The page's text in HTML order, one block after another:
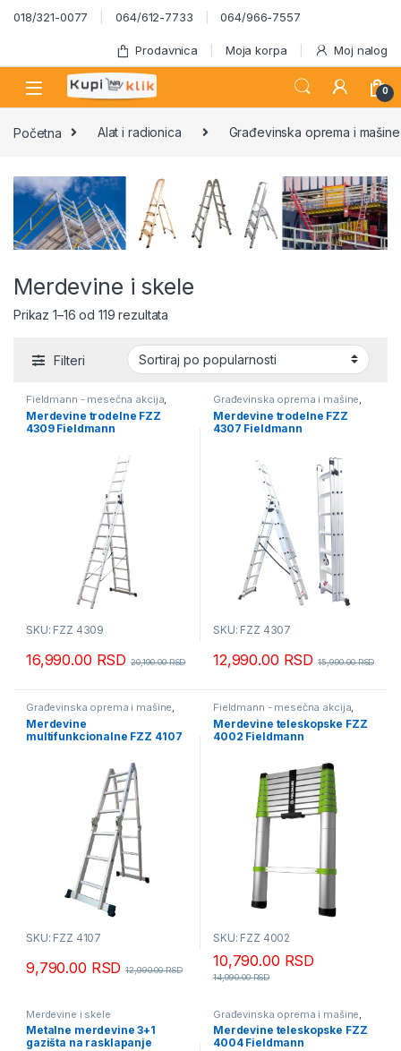
Skip to navigation
Skip to content
018/321-0077 064/612-7733 064/966-7557
Prodavnica Moja korpa Moj nalog
0
Početna Alat i radionica Građevinska oprema i mašine
Merdevine i skele
Prikaz 1–16 od 119 rezultata
Filteri
Fieldmann - mesečna akcija,
Građevinska oprema i mašine
Merdevine i skele
Merdevine trodelne FZZ
4309 Fieldmann
SKU: FZZ 4309
16,990.00 RSD 20,190.00RSD
Građevinska oprema i mašine,
Merdevine i skele
Merdevine trodelne FZZ
4307 Fieldmann
SKU: FZZ 4307
12,990.00 RSD 15,990.00RSD
Građevinska oprema i mašine
Merdevine i skele
Merdevine
multifunkcionalne FZZ 4107
SKU: FZZ 4107
9,790.00 RSD 12,990.00RSD
Fieldmann - mesečna akcija
Građevinska oprema i mašine
Merdevine i skele
Merdevine teleskopske FZZ
4002 Fieldmann
SKU: FZZ 4002
10,790.00 RSD
14,990.00RSD
Merdevine i skele
Metalne merdevine 3+1
gazišta na rasklapanje
Građevinska oprema i mašine
Merdevine i skele
Merdevine teleskopske FZZ
4004 Fieldmann